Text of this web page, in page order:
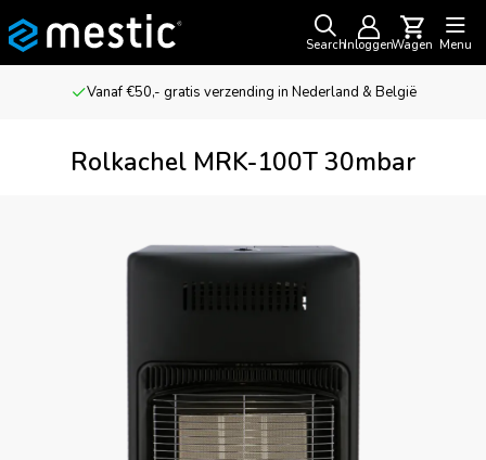
SearchInloggenWagen Menu
Vanaf €50,- gratis verzending in Nederland & België
Rolkachel MRK-100T 30mbar